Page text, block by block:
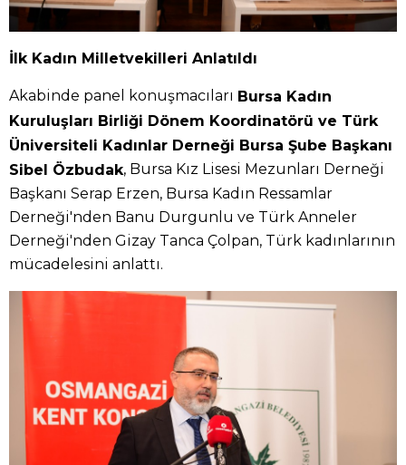
İlk Kadın Milletvekilleri Anlatıldı
Akabinde panel konuşmacıları Bursa Kadın
Kuruluşları Birliği Dönem Koordinatörü ve Türk
Üniversiteli Kadınlar Derneği Bursa Şube Başkanı
Sibel Özbudak, Bursa Kız Lisesi Mezunları Derneği
Başkanı Serap Erzen, Bursa Kadın Ressamlar
Derneği'nden Banu Durgunlu ve Türk Anneler
Derneği'nden Gizay Tanca Çolpan, Türk kadınlarının
mücadelesini anlattı.